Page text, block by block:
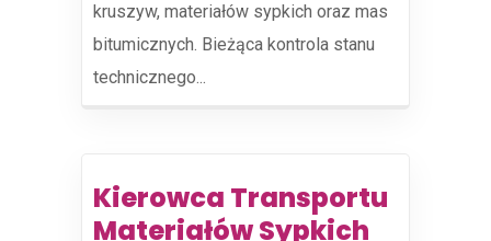
kruszyw, materiałów sypkich oraz mas
bitumicznych. Bieżąca kontrola stanu
technicznego...
Kierowca Transportu
Materiałów Sypkich